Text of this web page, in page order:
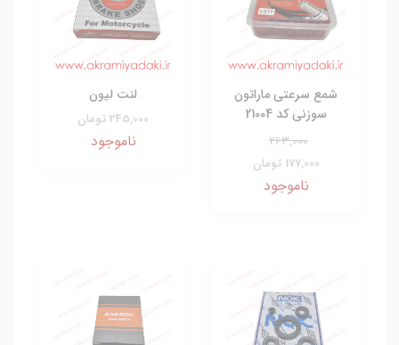
شمع سرعتی ماراتون
سوزنی کد 21004
263,000
177,000 تومان
ناموجود
لنت لیون
245,000 تومان
ناموجود